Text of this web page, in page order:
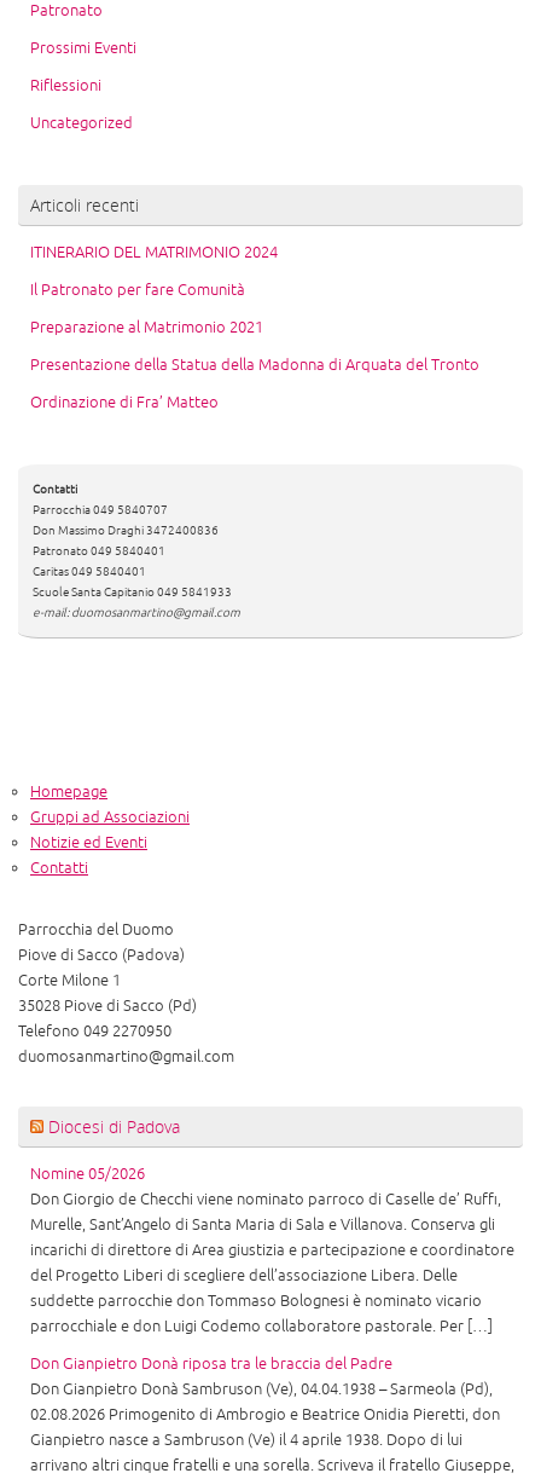
Patronato
Prossimi Eventi
Riflessioni
Uncategorized
Articoli recenti
ITINERARIO DEL MATRIMONIO 2024
Il Patronato per fare Comunità
Preparazione al Matrimonio 2021
Presentazione della Statua della Madonna di Arquata del Tronto
Ordinazione di Fra’ Matteo
Contatti
Parrocchia 049 5840707
Don Massimo Draghi 3472400836
Patronato 049 5840401
Caritas 049 5840401
Scuole Santa Capitanio 049 5841933
e-mail: duomosanmartino@gmail.com
Homepage
Gruppi ad Associazioni
Notizie ed Eventi
Contatti
Parrocchia del Duomo
Piove di Sacco (Padova)
Corte Milone 1
35028 Piove di Sacco (Pd)
Telefono 049 2270950
duomosanmartino@gmail.com
Diocesi di Padova
Nomine 05/2026
Don Giorgio de Checchi viene nominato parroco di Caselle de’ Ruffi,
Murelle, Sant’Angelo di Santa Maria di Sala e Villanova. Conserva gli
incarichi di direttore di Area giustizia e partecipazione e coordinatore
del Progetto Liberi di scegliere dell’associazione Libera. Delle
suddette parrocchie don Tommaso Bolognesi è nominato vicario
parrocchiale e don Luigi Codemo collaboratore pastorale. Per […]
Don Gianpietro Donà riposa tra le braccia del Padre
Don Gianpietro Donà Sambruson (Ve), 04.04.1938 – Sarmeola (Pd),
02.08.2026 Primogenito di Ambrogio e Beatrice Onidia Pieretti, don
Gianpietro nasce a Sambruson (Ve) il 4 aprile 1938. Dopo di lui
arrivano altri cinque fratelli e una sorella. Scriveva il fratello Giuseppe,